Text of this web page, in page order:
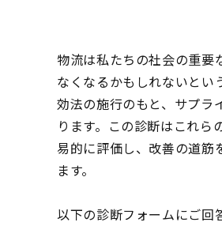
物流は私たちの社会の重要
なくなるかもしれないとい
効法の施行のもと、サプラ
ります。この診断はこれ
易的に評価し、改善の道筋
ます。
以下の診断フォームにご回